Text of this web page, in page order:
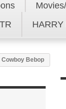
HARRY
Cowboy Bebop